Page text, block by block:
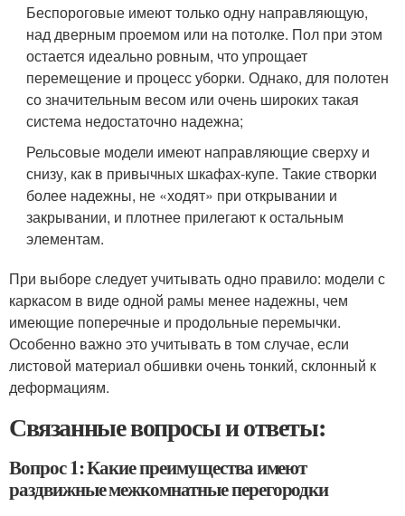
Беспороговые имеют только одну направляющую,
над дверным проемом или на потолке. Пол при этом
остается идеально ровным, что упрощает
перемещение и процесс уборки. Однако, для полотен
со значительным весом или очень широких такая
система недостаточно надежна;
Рельсовые модели имеют направляющие сверху и
снизу, как в привычных шкафах-купе. Такие створки
более надежны, не «ходят» при открывании и
закрывании, и плотнее прилегают к остальным
элементам.
При выборе следует учитывать одно правило: модели с
каркасом в виде одной рамы менее надежны, чем
имеющие поперечные и продольные перемычки.
Особенно важно это учитывать в том случае, если
листовой материал обшивки очень тонкий, склонный к
деформациям.
Связанные вопросы и ответы:
Вопрос 1: Какие преимущества имеют
раздвижные межкомнатные перегородки